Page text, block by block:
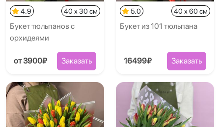
4.9 40 x 30 см
Букет тюльпанов с
орхидеями
от 3900₽ Заказать
5.0 40 x 60 см
Букет из 101 тюльпана
16499₽ Заказать